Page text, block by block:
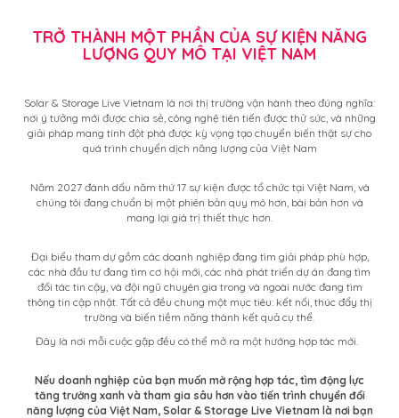
TRỞ THÀNH MỘT PHẦN CỦA SỰ KIỆN NĂNG
LƯỢNG QUY MÔ TẠI VIỆT NAM
Solar & Storage Live Vietnam là nơi thị trường vận hành theo đúng nghĩa:
nơi ý tưởng mới được chia sẻ, công nghệ tiên tiến được thử sức, và những
giải pháp mang tính đột phá được kỳ vọng tạo chuyển biến thật sự cho
quá trình chuyển dịch năng lượng của Việt Nam
Năm 2027 đánh dấu năm thứ 17 sự kiện được tổ chức tại Việt Nam, và
chúng tôi đang chuẩn bị một phiên bản quy mô hơn, bài bản hơn và
mang lại giá trị thiết thực hơn.
Đại biểu tham dự gồm các doanh nghiệp đang tìm giải pháp phù hợp,
các nhà đầu tư đang tìm cơ hội mới, các nhà phát triển dự án đang tìm
đối tác tin cậy, và đội ngũ chuyên gia trong và ngoài nước đang tìm
thông tin cập nhật. Tất cả đều chung một mục tiêu: kết nối, thúc đẩy thị
trường và biến tiềm năng thành kết quả cụ thể.
Đây là nơi mỗi cuộc gặp đều có thể mở ra một hướng hợp tác mới.
Nếu doanh nghiệp của bạn muốn mở rộng hợp tác, tìm động lực
tăng trưởng xanh và tham gia sâu hơn vào tiến trình chuyển đổi
năng lượng của Việt Nam, Solar & Storage Live Vietnam là nơi bạn